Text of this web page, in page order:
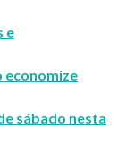
e
economize
sábado nesta